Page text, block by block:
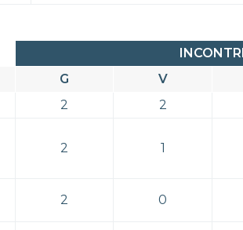
INCONTRI
G V
2 2
2 1
2 0